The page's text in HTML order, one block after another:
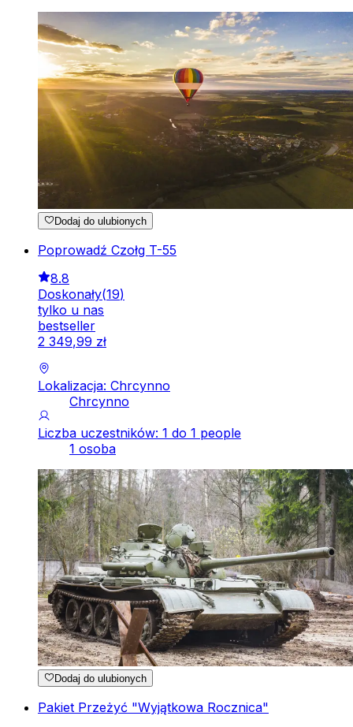
Dodaj do ulubionych
Poprowadź Czołg T-55
8.8
Doskonały(19)
tylko u nas
bestseller
2 349,99 zł
Lokalizacja: Chrcynno
Chrcynno
Liczba uczestników: 1 do 1 people
1 osoba
Dodaj do ulubionych
Pakiet Przeżyć "Wyjątkowa Rocznica"